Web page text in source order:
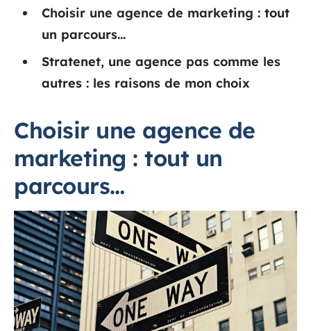
Choisir une agence de marketing : tout
un parcours...
Stratenet, une agence pas comme les
autres : les raisons de mon choix
Choisir une agence de
marketing : tout un
parcours…